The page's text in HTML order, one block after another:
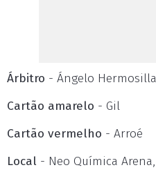
Árbitro - Ángelo
Cartão amarelo - Gil
Cartão vermelho - Arroé
Local - Neo Química